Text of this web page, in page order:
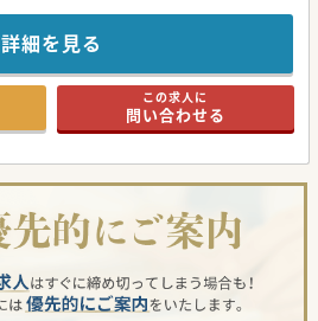
詳細を見る
この求人に
問い合わせる